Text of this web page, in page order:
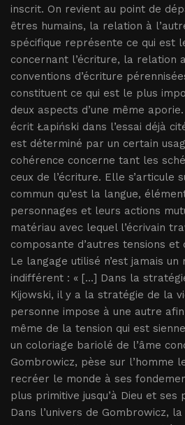
inscrit. On revient au point de
êtres humains, la relation à
spécifique représente ce qui est
concernant l’écriture, la relation
conventions d’écriture
constituent ce qui est le plus
deux aspects d’une même
écrit Łapiński dans l’essai déjà
est déterminé par un certain
cohérence concerne tant les
ceux de l’écriture. Elle s’articule
commun qu’est la langue,
personnages et leurs actions
matériau avec lequel l’écrivain
composante d’autres tensions et
Le langage utilisé n’est jamais un
indifférent : « [...] Dans la
Kijowski, il y a la stratégie de la
personne impose à une autre
même de la tension qui est
un coloriage bariolé de l’âme
Gombrowicz, pèse sur l’homme
recréer le monde à ses
plus primitive jusqu’à Dieu et ses
Dans l’univers de Gombrowicz, la